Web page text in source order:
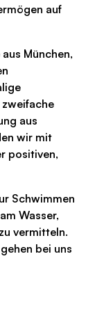
auf
München,
aus
wir mit
positiven,
Schwimmen
Wasser,
zu vermitteln.
bei uns